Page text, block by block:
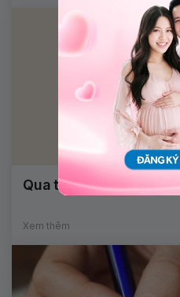
Qua tuổi dậy thì có
Xem thêm